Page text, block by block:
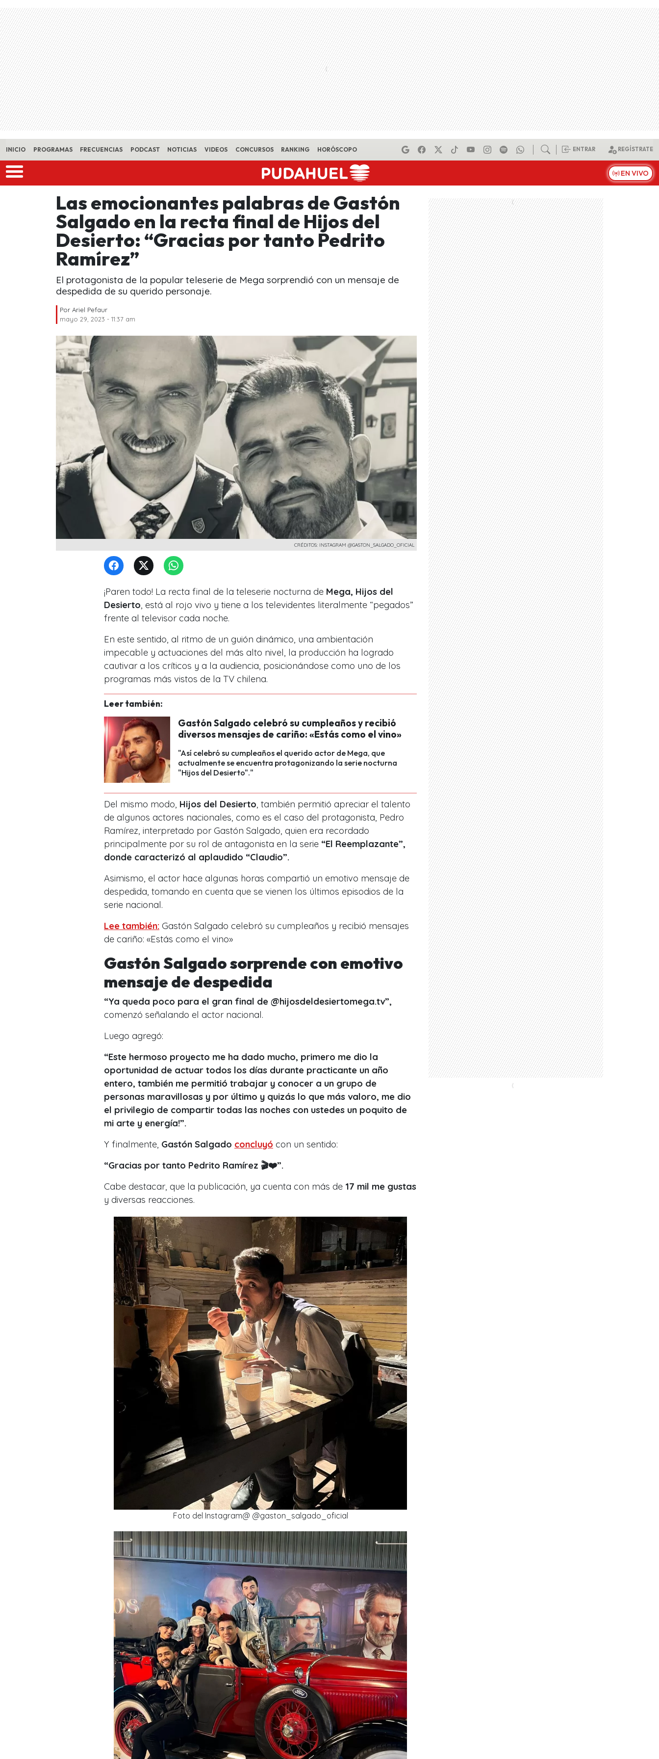
Skip to main content
INICIO PROGRAMAS FRECUENCIAS PODCAST NOTICIAS VIDEOS CONCURSOS RANKING HORÓSCOPO ENTRAR REGÍSTRATE
EN VIVO
Las emocionantes palabras de Gastón
Salgado en la recta final de Hijos del
Desierto: “Gracias por tanto Pedrito
Ramírez”
El protagonista de la popular teleserie de Mega sorprendió con un mensaje de
despedida de su querido personaje.
Por Ariel Pefaur
mayo 29, 2023 - 11:37 am
CRÉDITOS: INSTAGRAM @GASTON_SALGADO_OFICIAL
¡Paren todo! La recta final de la teleserie nocturna de Mega, Hijos del
Desierto , está al rojo vivo y tiene a los televidentes literalmente “pegados”
frente al televisor cada noche.
En este sentido, al ritmo de un guión dinámico, una ambientación
impecable y actuaciones del más alto nivel, la producción ha logrado
cautivar a los críticos y a la audiencia, posicionándose como uno de los
programas más vistos de la TV chilena.
Leer también:
Gastón Salgado celebró su cumpleaños y recibió
diversos mensajes de cariño: «Estás como el vino»
"Así celebró su cumpleaños el querido actor de Mega, que
actualmente se encuentra protagonizando la serie nocturna
"Hijos del Desierto"."
Del mismo modo, Hijos del Desierto , también permitió apreciar el talento
de algunos actores nacionales, como es el caso del protagonista, Pedro
Ramírez, interpretado por Gastón Salgado, quien era recordado
principalmente por su rol de antagonista en la serie “El Reemplazante”,
donde caracterizó al aplaudido “Claudio”.
Asimismo, el actor hace algunas horas compartió un emotivo mensaje de
despedida, tomando en cuenta que se vienen los últimos episodios de la
serie nacional.
Lee también: Gastón Salgado celebró su cumpleaños y recibió mensajes
de cariño: «Estás como el vino»
Gastón Salgado sorprende con emotivo
mensaje de despedida
“Ya queda poco para el gran final de @hijosdeldesiertomega.tv”,
comenzó señalando el actor nacional.
Luego agregó:
“Este hermoso proyecto me ha dado mucho, primero me dio la
oportunidad de actuar todos los días durante practicante un año
entero, también me permitió trabajar y conocer a un grupo de
personas maravillosas y por último y quizás lo que más valoro, me dio
el privilegio de compartir todas las noches con ustedes un poquito de
mi arte y energía!”.
Y finalmente, Gastón Salgado concluyó con un sentido:
“Gracias por tanto Pedrito Ramírez 🎬❤️”.
Cabe destacar, que la publicación, ya cuenta con más de 17 mil me gustas
y diversas reacciones.
Foto del Instagram@ @gaston_salgado_oficial